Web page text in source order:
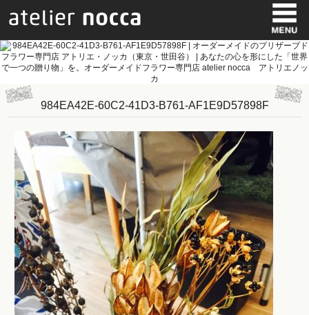
984EA42E-60C2-41D3-B761-AF1E9D57898F